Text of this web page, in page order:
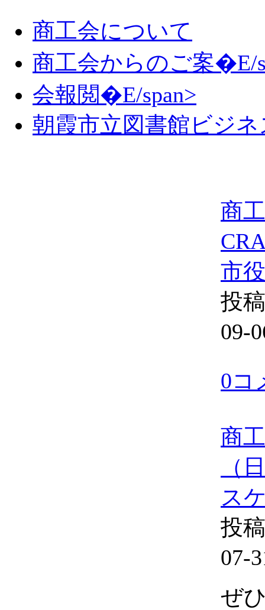
商工会について
商工会からのご案�E/
会報閲�E/span>
朝霞市立図書館ビジ
商
市
投
09-
0コ
商
（
ス
投
07-
ぜ